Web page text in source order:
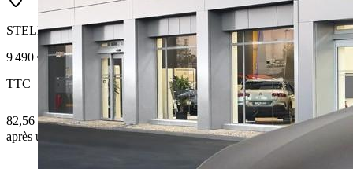
STELLANTIS &YOU MÉRIGNAC
9 490 €
TTC
82,56 € /Mois
après un premier loyer de 2 847 €